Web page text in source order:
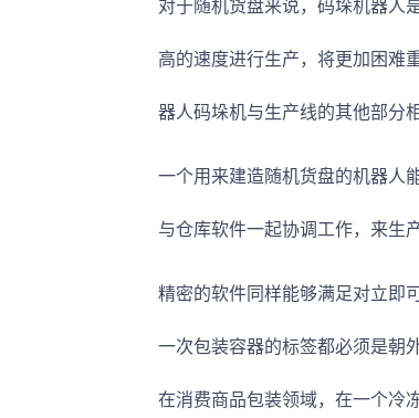
对于随机货盘来说，码垛机器人
高的速度进行生产，将更加困难
器人码垛机与生产线的其他部分
一个用来建造随机货盘的机器人
与仓库软件一起协调工作，来生
精密的软件同样能够满足对立即
一次包装容器的标签都必须是朝
在消费商品包装领域，在一个冷